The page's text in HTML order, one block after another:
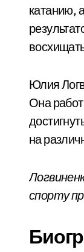
катанию,
Юлия
Она
на
спорту